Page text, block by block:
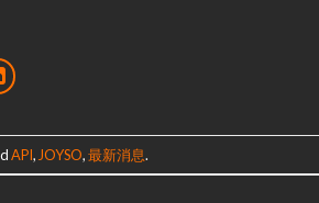
API, JOYSO,最新消息.